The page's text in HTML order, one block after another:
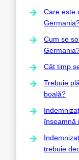
Care este
Cum se
Cât timp
Trebuie
boală?
înseamnă
trebuie